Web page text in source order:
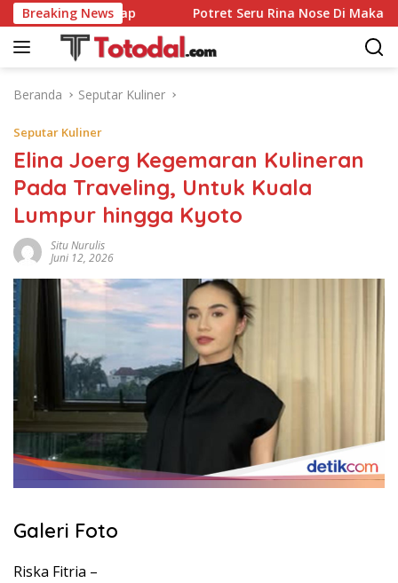
Langsung
ke
konten
Breaking News
Sedap Potret Seru Rina Nose Di Makan Cantik
Beranda Seputar Kuliner
Seputar Kuliner
Elina Joerg Kegemaran Kulineran
Pada Traveling, Untuk Kuala
Lumpur hingga Kyoto
Situ Nurulis
Juni 12, 2026
Galeri Foto
Riska Fitria –